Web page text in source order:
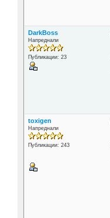
DarkBoss
Напреднали
Публикации: 23
toxigen
Напреднали
Публикации: 243